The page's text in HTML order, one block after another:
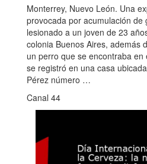
Monterrey, Nuevo León. Una
provocada por acumulación de
lesionado a un joven de 23
colonia Buenos Aires, además
un perro que se encontraba
se registró en una casa
Pérez número …
Canal 44